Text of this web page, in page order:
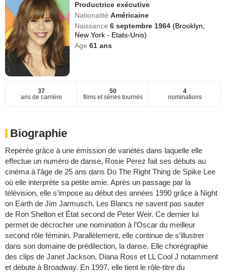
Productrice exécutive
NationalitéAméricaine
Naissance6 septembre 1964(Brooklyn,
New York - Etats-Unis)
Age61 ans
37
ans de carrière
50
films et séries tournés
4
nominations
Biographie
Repérée grâce à une émission de variétés dans laquelle elle
effectue un numéro de danse, Rosie Perez fait ses débuts au
cinéma à l’âge de 25 ans dans Do The Right Thing de Spike Lee
où elle interprète sa petite amie. Après un passage par la
télévision, elle s’impose au début des années 1990 grâce à Night
on Earth de Jim Jarmusch, Les Blancs ne savent pas sauter
de Ron Shelton et État second de Peter Weir. Ce dernier lui
permet de décrocher une nomination à l’Oscar du meilleur
second rôle féminin. Parallèlement, elle continue de s’illustrer
dans son domaine de prédilection, la danse. Elle chorégraphie
des clips de Janet Jackson, Diana Ross et LL Cool J notamment
et débute à Broadway. En 1997, elle tient le rôle-titre du